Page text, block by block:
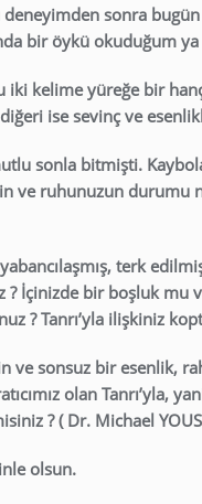
sonra
bir öykü okuduğum
kelime yüreğe bir
ise sevinç ve
sonla bitmişti.
ve ruhunuzun durumu
yabancılaşmış, terk
İçinizde bir boşluk mu
? Tanrı’yla ilişkiniz
ve sonsuz bir esenlik,
olan Tanrı’yla,
? ( Dr. Michael
olsun.